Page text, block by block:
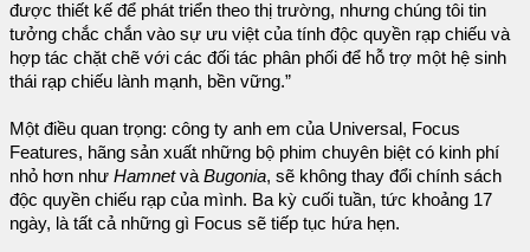
được thiết kế để phát triển theo thị trường, nhưng chúng tôi tin
tưởng chắc chắn vào sự ưu việt của tính độc quyền rạp chiếu và
hợp tác chặt chẽ với các đối tác phân phối để hỗ trợ một hệ sinh
thái rạp chiếu lành mạnh, bền vững.”
Một điều quan trọng: công ty anh em của Universal, Focus
Features, hãng sản xuất những bộ phim chuyên biệt có kinh phí
nhỏ hơn như HamnetvàBugonia, sẽ không thay đổi chính sách
độc quyền chiếu rạp của mình. Ba kỳ cuối tuần, tức khoảng 17
ngày, là tất cả những gì Focus sẽ tiếp tục hứa hẹn.